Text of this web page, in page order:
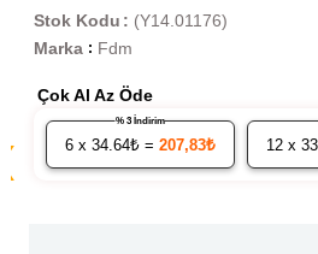
(Y14.01176)
Stok Kodu
Marka : Fdm
Çok Al Az Öde
6x 34.64₺ = 207,83₺
% 3 İndirim
12x